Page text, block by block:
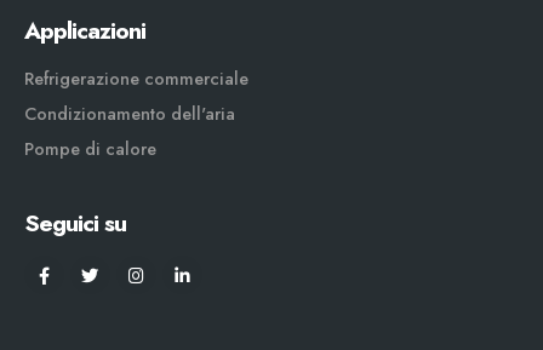
Applicazioni
Refrigerazione commerciale
Condizionamento dell'aria
Pompe di calore
Seguici su